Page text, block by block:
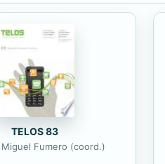
TELOS 83
Fumero (coord.)